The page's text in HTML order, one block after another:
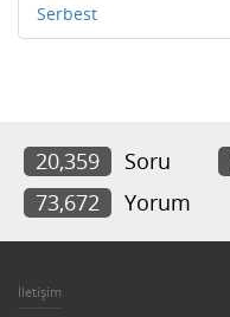
Serbest
20,359 Soru
73,672
Yorum
İletişim